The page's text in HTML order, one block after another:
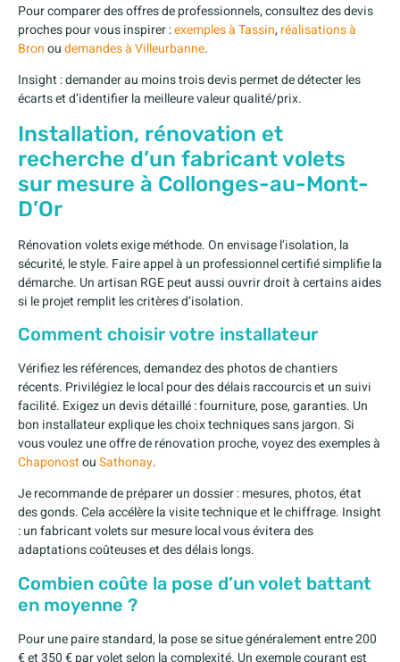
Pour comparer des offres de professionnels, consultez des devis
proches pour vous inspirer :exemples à Tassin,réalisations à
Bronoudemandes à Villeurbanne.
Insight : demander au moins trois devis permet de détecter les
écarts et d’identifier la meilleure valeur qualité/prix.
Installation, rénovation et
recherche d’un fabricant volets
sur mesure à Collonges-au-Mont-
D’Or
Rénovation volets exige méthode. On envisage l’isolation, la
sécurité, le style. Faire appel à un professionnel certifié simplifie la
démarche. Un artisan RGE peut aussi ouvrir droit à certains aides
si le projet remplit les critères d’isolation.
Comment choisir votre installateur
Vérifiez les références, demandez des photos de chantiers
récents. Privilégiez le local pour des délais raccourcis et un suivi
facilité. Exigez un devis détaillé : fourniture, pose, garanties. Un
bon installateur explique les choix techniques sans jargon. Si
vous voulez une offre de rénovation proche, voyez des exemples à
ChaponostouSathonay.
Je recommande de préparer un dossier : mesures, photos, état
des gonds. Cela accélère la visite technique et le chiffrage. Insight
: un fabricant volets sur mesure local vous évitera des
adaptations coûteuses et des délais longs.
Combien coûte la pose d’un volet battant
en moyenne ?
Pour une paire standard, la pose se situe généralement entre 200
€ et 350 € par volet selon la complexité. Un exemple courant est